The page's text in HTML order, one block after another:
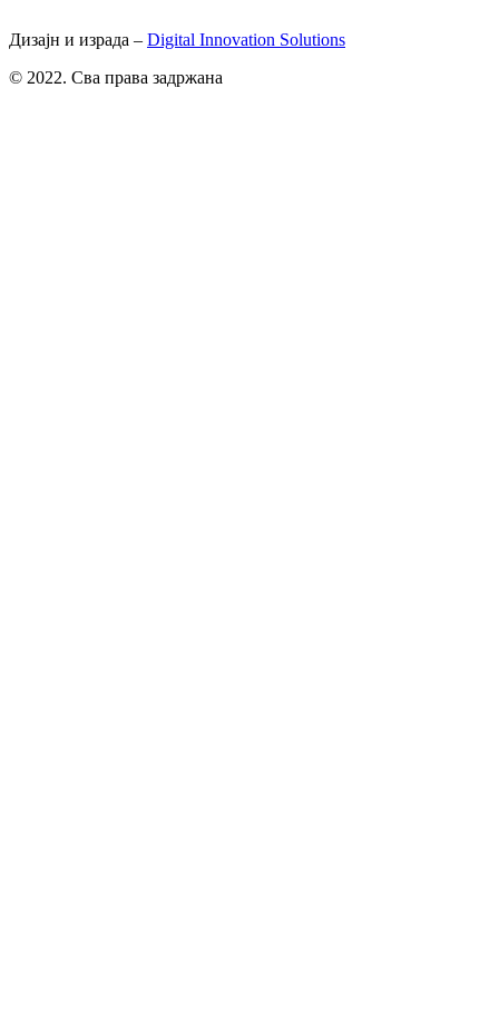
Дизајн и израда – Digital Innovation Solutions
© 2022. Сва права задржана